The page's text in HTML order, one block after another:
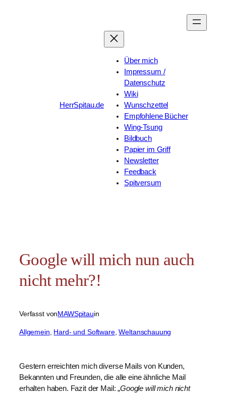
HerrSpitau.de
Über mich
Impressum /
Datenschutz
Wiki
Wunschzettel
Empfohlene Bücher
Wing-Tsung
Bildbuch
Papier im Griff
Newsletter
Feedback
Spitversum
Google will mich nun auch
nicht mehr?!
Verfasst vonMAWSpitauin
Allgemein Hard- und Software, Weltanschauung
Gestern erreichten mich diverse Mails von Kunden,
Bekannten und Freunden, die alle eine ähnliche Mail
erhalten haben. Fazit der Mail: „Google will mich nicht